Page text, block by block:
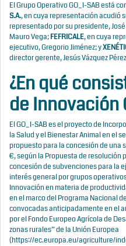
El Grupo Operativo GO_I-SAB está
S.A., en cuya representación acudió
representado por su presidente,
Mauro Vega;FEFRICALE, en cuya
ejecutivo, Gregorio Jiménez; y
director gerente, Jesús Vázquez
¿En qué
de Innovación
El GO_I-SAB es el proyecto de
la Salud y el Bienestar Animal en el
propuesto para la concesión de una
€, según la Propuesta de resolución
concesión de subvenciones para la
interés general por grupos
Innovación en materia de
en el marco del Programa Nacional
convocadas anticipadamente en el
por el Fondo Europeo Agrícola de
zonas rurales” de la Unión Europea
(https://ec.europa.eu/agriculture/